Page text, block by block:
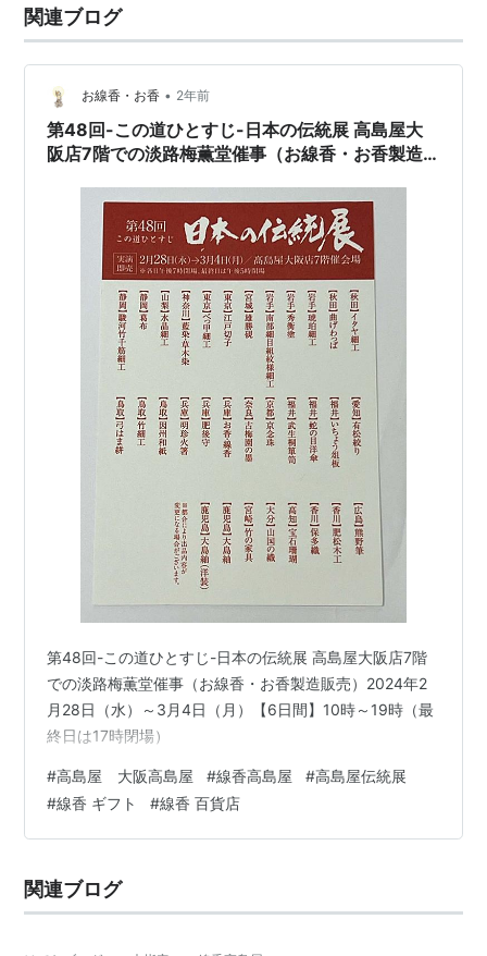
関連ブログ
お線香・お香 • 2年前
第48回-この道ひとすじ-日本の伝統展 高島屋大
阪店7階での淡路梅薫堂催事（お線香・お香製造
【6日間】10時～19時（最終日は17時閉場） 仏様
のご馳走甘茶香 おすすめしてします。 高島屋大阪
店7階での 淡路梅薫堂催事（お線香・お香製造販
売）お線香ギフト、お線香贈り物、お線香贈答
用、お線香を送るおすすめ甘茶香
第48回-この道ひとすじ-日本の伝統展 高島屋大阪店7階
での淡路梅薫堂催事（お線香・お香製造販売）2024年2
月28日（水）～3月4日（月）【6日間】10時～19時（最
終日は17時閉場）
#高島屋 大阪高島屋 #線香高島屋 #高島屋伝統展
#線香 ギフト #線香 百貨店
関連ブログ